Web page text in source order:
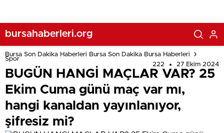
bursahaberleri.org
Bursa Son Dakika Haberleri Bursa Son Dakika Bursa Haberleri
Spor
222
27 Ekim 2024
BUGÜN HANGİ MAÇLAR VAR? 25
Ekim Cuma günü maç var mı,
hangi kanaldan yayınlanıyor,
şifresiz mi?